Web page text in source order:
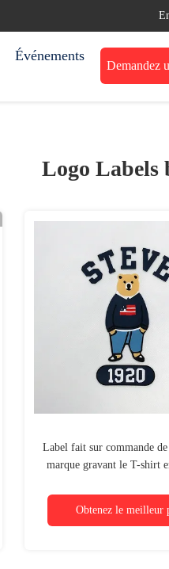
Événements
Demandez
Logo Labels
Label fait sur commande
marque gravant le T-shirt
Obtenez le meilleur